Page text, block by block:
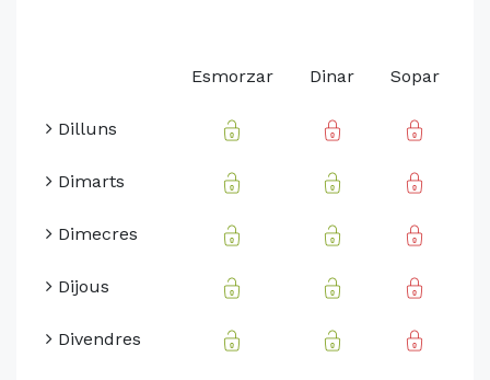
Esmorzar Dinar Sopar
Dilluns
Dimarts
Dimecres
Dijous
Divendres